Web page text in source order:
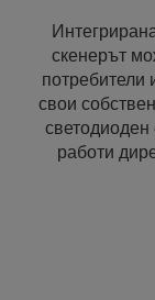
скенерът
потребители
свои
светодиоден
работи